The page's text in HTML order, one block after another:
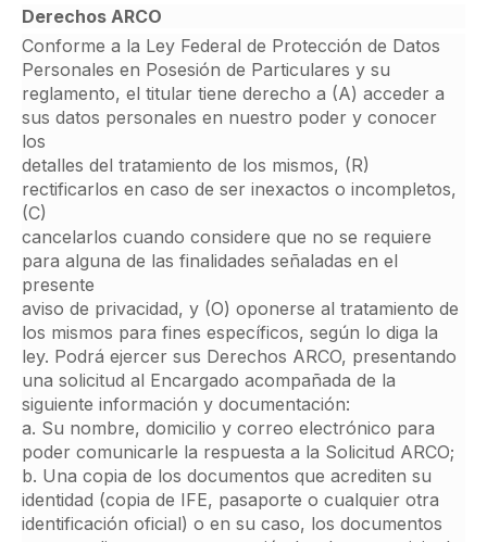
Derechos ARCO
Conforme a la Ley Federal de Protección de Datos
Personales en Posesión de Particulares y su
reglamento, el titular tiene derecho a (A) acceder a
sus datos personales en nuestro poder y conocer
los
detalles del tratamiento de los mismos, (R)
rectificarlos en caso de ser inexactos o incompletos,
(C)
cancelarlos cuando considere que no se requiere
para alguna de las finalidades señaladas en el
presente
aviso de privacidad, y (O) oponerse al tratamiento de
los mismos para fines específicos, según lo diga la
ley. Podrá ejercer sus Derechos ARCO, presentando
una solicitud al Encargado acompañada de la
siguiente información y documentación:
a. Su nombre, domicilio y correo electrónico para
poder comunicarle la respuesta a la Solicitud ARCO;
b. Una copia de los documentos que acrediten su
identidad (copia de IFE, pasaporte o cualquier otra
identificación oficial) o en su caso, los documentos